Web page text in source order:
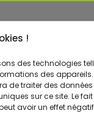
!
des technologies
des appareils.
de traiter des données
sur ce site. Le
avoir un effet
/ Démontage